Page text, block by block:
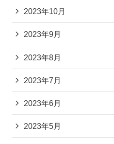
2023年10月
2023年9月
2023年8月
2023年7月
2023年6月
2023年5月